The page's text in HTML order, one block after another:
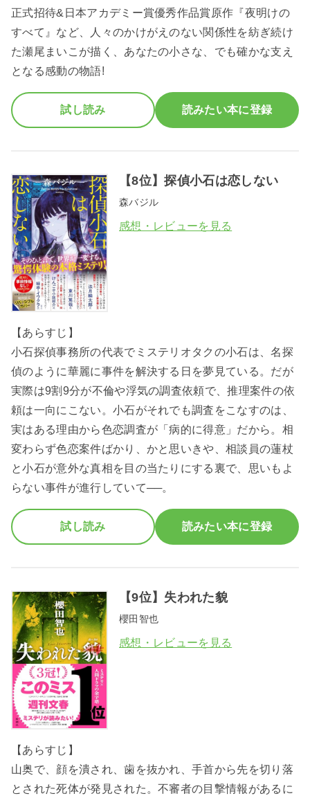
正式招待&日本アカデミー賞優秀作品賞原作『夜明けの
すべて』など、人々のかけがえのない関係性を紡ぎ続け
た瀬尾まいこが描く、あなたの小さな、でも確かな支え
となる感動の物語!
試し読み 読みたい本に登録
【8位】探偵小石は恋しない
森バジル
感想・レビューを見る
【あらすじ】
小石探偵事務所の代表でミステリオタクの小石は、名探
偵のように華麗に事件を解決する日を夢見ている。だが
実際は9割9分が不倫や浮気の調査依頼で、推理案件の依
頼は一向にこない。小石がそれでも調査をこなすのは、
実はある理由から色恋調査が「病的に得意」だから。相
変わらず色恋案件ばかり、かと思いきや、相談員の蓮杖
と小石が意外な真相を目の当たりにする裏で、思いもよ
らない事件が進行していて──。
試し読み 読みたい本に登録
【9位】失われた貌
櫻田智也
感想・レビューを見る
【あらすじ】
山奥で、顔を潰され、歯を抜かれ、手首から先を切り落
とされた死体が発見された。不審者の目撃情報があるに